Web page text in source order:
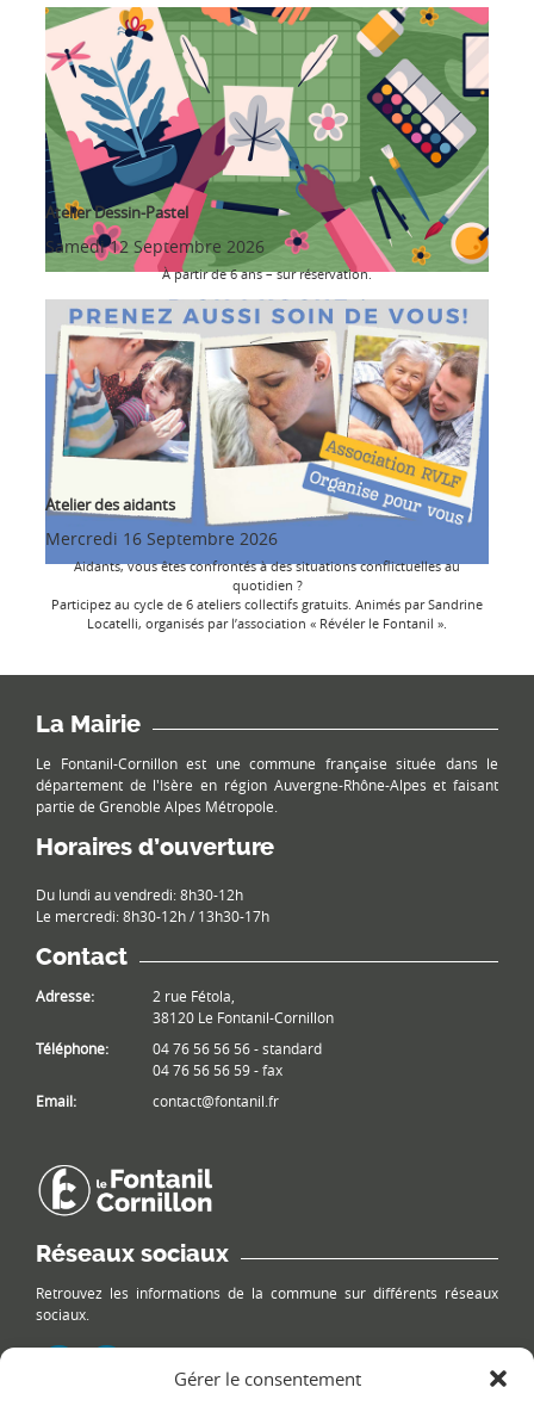
Gérer le consentement
Atelier Dessin-Pastel
Samedi 12 Septembre 2026
À partir de 6 ans – sur réservation.
Atelier des aidants
Mercredi 16 Septembre 2026
Aidants, vous êtes confrontés à des situations conflictuelles au
quotidien ?
Participez au cycle de 6 ateliers collectifs gratuits. Animés par Sandrine
Locatelli, organisés par l’association « Révéler le Fontanil ».
La Mairie
Le Fontanil-Cornillon est une commune française située dans le
département de l'Isère en région Auvergne-Rhône-Alpes et faisant
partie de Grenoble Alpes Métropole.
Horaires d’ouverture
Du lundi au vendredi: 8h30-12h
Le mercredi: 8h30-12h / 13h30-17h
Contact
Adresse:
2 rue Fétola,
38120 Le Fontanil-Cornillon
Téléphone:
04 76 56 56 56 - standard
04 76 56 56 59 - fax
Email:
contact@fontanil.fr
Réseaux sociaux
Retrouvez les informations de la commune sur différents réseaux
sociaux.